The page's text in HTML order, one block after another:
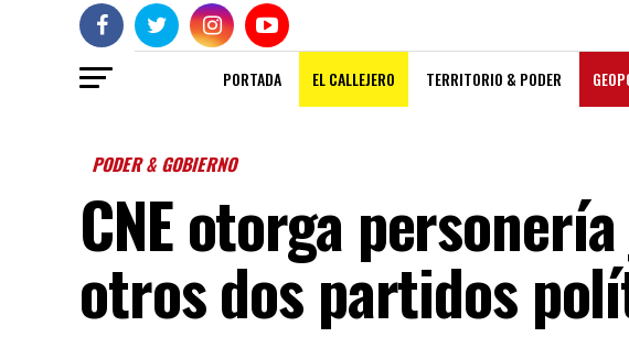
PORTADA EL CALLEJERO TERRITORIO & PODER
PODER & GOBIERNO
CNE otorga
otros dos partidos